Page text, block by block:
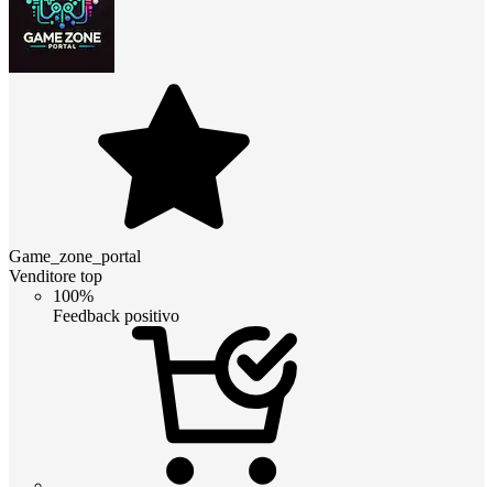
Game_zone_portal
Venditore top
100%
Feedback positivo